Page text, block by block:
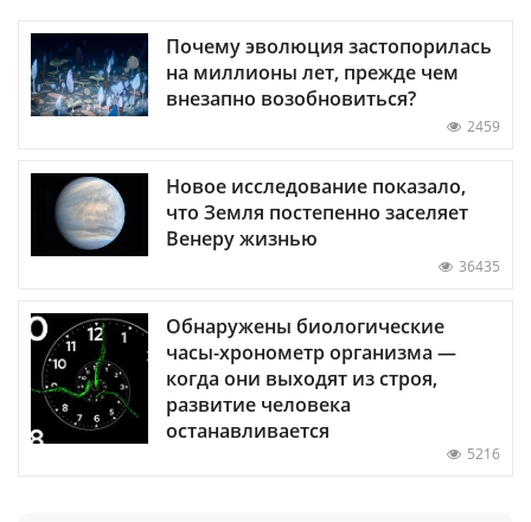
Почему эволюция застопорилась
на миллионы лет, прежде чем
внезапно возобновиться?
2459
Новое исследование показало,
что Земля постепенно заселяет
Венеру жизнью
36435
Обнаружены биологические
часы-хронометр организма —
когда они выходят из строя,
развитие человека
останавливается
5216